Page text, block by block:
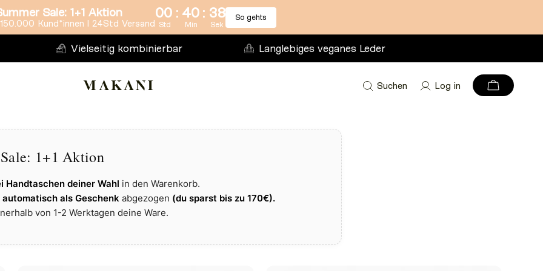
Sale: 1+1 Aktion
Kund*innen l 24Std Versand
00 : 40 : 37
Std Min Sek
So gehts
Vielseitig kombinierbar Langlebiges veganes Leder
Suchen Log in
1+1 Aktion
Handtaschen deiner Wahl in den Warenkorb.
als Geschenk abgezogen (du sparst bis zu 170€).
von 1-2 Werktagen deine Ware.